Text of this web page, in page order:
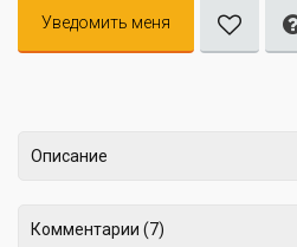
Уведомить меня
Описание
Комментарии (7)